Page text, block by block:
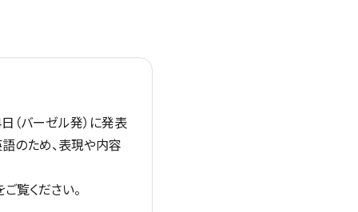
（バーゼル発）に発表
のため、表現や内容
ご覧ください。